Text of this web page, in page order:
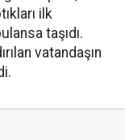
ilk
taşıdı.
vatandaşın